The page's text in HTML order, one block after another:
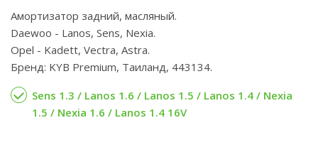
Амортизатор задний, масляный.
Daewoo - Lanos, Sens, Nexia.
Opel - Kadett, Vectra, Astra.
Бренд: KYB Premium, Таиланд, 443134.
Sens 1.3 / Lanos 1.6 / Lanos 1.5 / Lanos 1.4 / Nexia
1.5 / Nexia 1.6 / Lanos 1.4 16V